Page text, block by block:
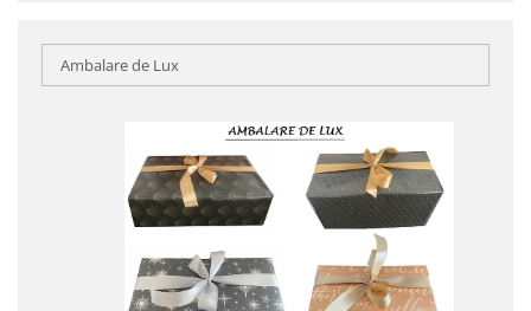
Ambalare de Lux